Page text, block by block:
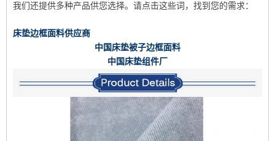
我们还提供多种产品供您选择。请点击这些词，找到您的需求：
床垫边框面料供应商
中国床垫被子边框面料
中国床垫组件厂